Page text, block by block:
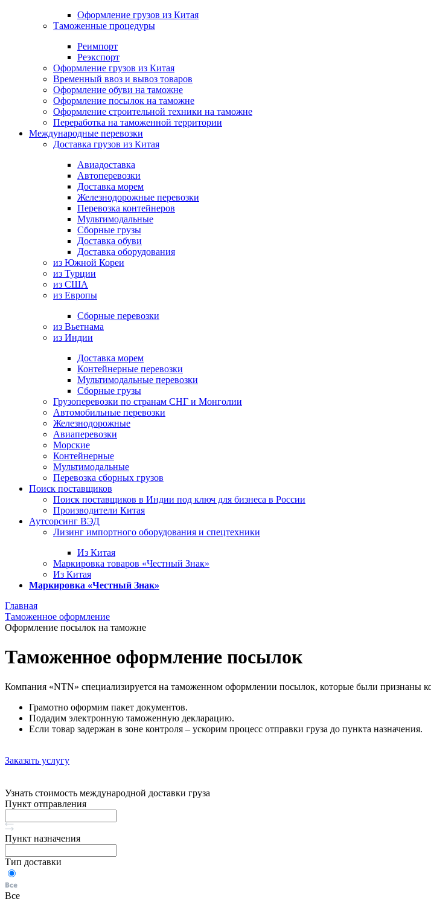
Оформление грузов из Китая
Таможенные процедуры
Реимпорт
Реэкспорт
Оформление грузов из Китая
Временный ввоз и вывоз товаров
Оформление обуви на таможне
Оформление посылок на таможне
Оформление строительной техники на таможне
Переработка на таможенной территории
Международные перевозки
Доставка грузов из Китая
Авиадоставка
Автоперевозки
Доставка морем
Железнодорожные перевозки
Перевозка контейнеров
Мультимодальные
Сборные грузы
Доставка обуви
Доставка оборудования
из Южной Кореи
из Турции
из США
из Европы
Сборные перевозки
из Вьетнама
из Индии
Доставка морем
Контейнерные перевозки
Мультимодальные перевозки
Сборные грузы
Грузоперевозки по странам СНГ и Монголии
Автомобильные перевозки
Железнодорожные
Авиаперевозки
Морские
Контейнерные
Мультимодальные
Перевозка сборных грузов
Поиск поставщиков
Поиск поставщиков в Индии под ключ для бизнеса в России
Производители Китая
Аутсорсинг ВЭД
Лизинг импортного оборудования и спецтехники
Из Китая
Маркировка товаров «Честный Знак»
Из Китая
Маркировка «Честный Знак»
Главная
Таможенное оформление
Оформление посылок на таможне
Таможенное оформление посылок
Компания «NTN» специализируется на таможенном оформлении посылок, которые были признаны
Грамотно оформим пакет документов.
Подадим электронную таможенную декларацию.
Если товар задержан в зоне контроля – ускорим процесс отправки груза до пункта назначения.
Заказать услугу
Узнать стоимость международной доставки груза
Пункт отправления
Пункт назначения
Тип доставки
Все